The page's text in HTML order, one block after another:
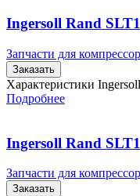
Ingersoll Rand
Запчасти для
Заказать
Характеристики
Подробнее
Ingersoll Rand
Запчасти для
Заказать